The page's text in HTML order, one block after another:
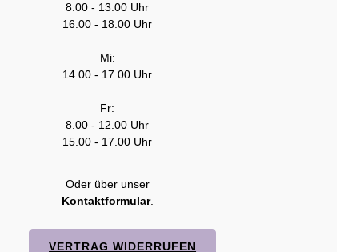
8.00 - 13.00 Uhr
16.00 - 18.00 Uhr
Mi:
14.00 - 17.00 Uhr
Fr:
8.00 - 12.00 Uhr
15.00 - 17.00 Uhr
Oder über unser
Kontaktformular.
VERTRAG WIDERRUFEN